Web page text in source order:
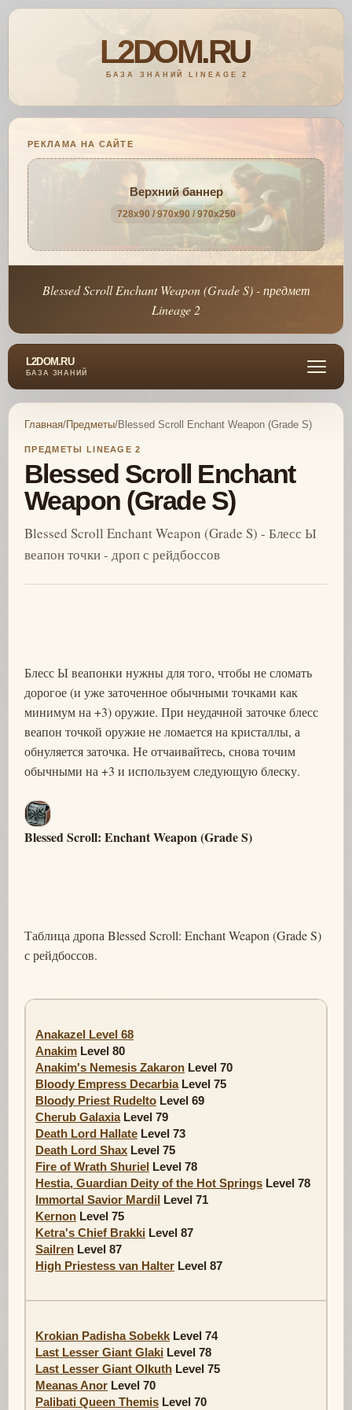
РЕКЛАМА НА САЙТЕ
Верхний баннер
728x90 / 970x90 / 970x250
Blessed Scroll Enchant Weapon (Grade S) - предмет
Lineage 2
L2DOM.RU
БАЗА ЗНАНИЙ
Главная/Предметы/Blessed Scroll Enchant Weapon (Grade S)
ПРЕДМЕТЫ LINEAGE 2
Blessed Scroll Enchant
Weapon (Grade S)
Blessed Scroll Enchant Weapon (Grade S) - Блесс Ы
веапон точки - дроп с рейдбоссов
Блесс Ы веапонки нужны для того, чтобы не сломать
дорогое (и уже заточенное обычными точками как
минимум на +3) оружие. При неудачной заточке блесс
веапон точкой оружие не ломается на кристаллы, а
обнуляется заточка. Не отчаивайтесь, снова точим
обычными на +3 и используем следующую блеску.
Blessed Scroll: Enchant Weapon (Grade S)
Таблица дропа Blessed Scroll: Enchant Weapon (Grade S)
с рейдбоссов.
Anakazel Level 68
Anakim Level 80
Anakim's Nemesis Zakaron Level 70
Bloody Empress DecarbiaLevel 75
Bloody Priest Rudelto Level 69
Cherub GalaxiaLevel 79
Death Lord Hallate Level 73
Death Lord Shax Level 75
Fire of Wrath Shuriel Level 78
Hestia, Guardian Deity of the Hot Springs Level 78
Immortal Savior Mardil Level 71
Kernon Level 75
Ketra's Chief Brakki Level 87
Sailren Level 87
High Priestess van Halter Level 87
Krokian Padisha Sobekk Level 74
Last Lesser Giant Glaki Level 78
Last Lesser Giant Olkuth Level 75
Meanas Anor Level 70
Palibati Queen Themis Level 70